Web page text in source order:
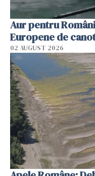
Aur pentru
Europene de
02 AUGUST 2026